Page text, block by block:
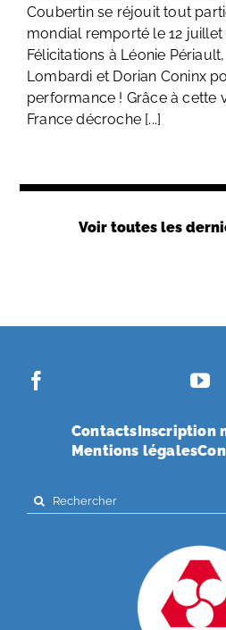
Coubertin se réjouit tout
mondial remporté le 12
Félicitations à Léonie
Lombardi et Dorian Coninx
performance ! Grâce à cette
France décroche [...]
Voir toutes les
Contacts Inscription
Mentions légales
Search
for: